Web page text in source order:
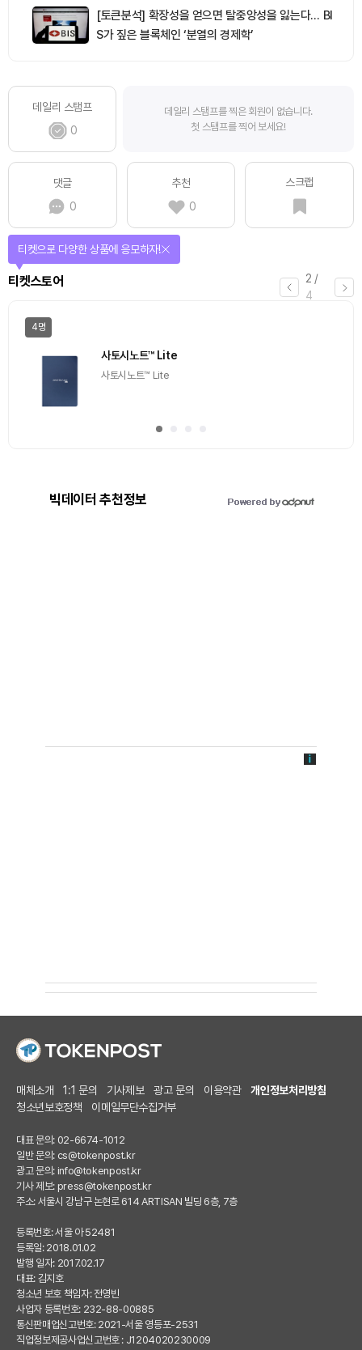
[토큰분석] 확장성을 얻으면 탈중앙성을 잃는다… BI
S가 짚은 블록체인 ‘분열의 경제학’
데일리 스탬프
0
데일리 스탬프를 찍은 회원이 없습니다.
첫 스탬프를 찍어 보세요!
댓글
0
추천
0
스크랩
3 /
4
에어드랍
선물이 쏟아지는 에어드랍 이벤트!
일반
[Episode 12] IXO™2024 참여하고, 2억원 상당 에어
드랍 받자!
빅데이터 추천정보
매체소개 1:1 문의 기사제보 광고 문의 이용약관
개인정보처리방침
청소년보호정책
이메일무단수집거부
대표 문의: 02-6674-1012
일반 문의: cs@tokenpost.kr
광고 문의: info@tokenpost.kr
기사 제보: press@tokenpost.kr
주소: 서울시 강남구 논현로 614 ARTISAN 빌딩 6층, 7층
등록번호: 서울 아 52481
등록일: 2018.01.02
발행 일자: 2017.02.17
대표: 김지호
청소년 보호 책임자: 전영빈
사업자 등록번호: 232-88-00885
통신판매업신고번호: 2021-서울 영등포-2531
직업정보제공사업신고번호 : J1204020230009